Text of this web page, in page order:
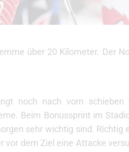
über 20 Kilometer. Der
noch nach vorn schieben
Beim Bonussprint im
sehr wichtig sind. Richtig
vor dem Ziel eine Attacke